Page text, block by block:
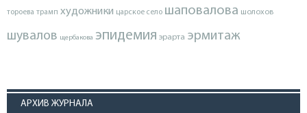
тороева трамп художники царское село шаповалова шолохов
шувалов щербакова эпидемия эрарта эрмитаж
АРХИВ ЖУРНАЛА